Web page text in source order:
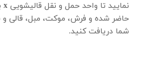
نمایید تا واحد حمل و نقل قالیشویی x
حاضر شده و فرش، موکت، مبل، قالی و
شما دریافت کنید.